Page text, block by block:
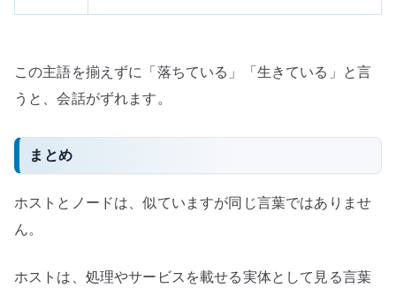
この主語を揃えずに「落ちている」「生きている」と言
うと、会話がずれます。
まとめ
ホストとノードは、似ていますが同じ言葉ではありませ
ん。
ホストは、処理やサービスを載せる実体として見る言葉